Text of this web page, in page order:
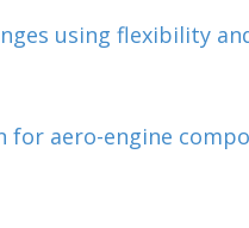
using flexibility
for aero-engine